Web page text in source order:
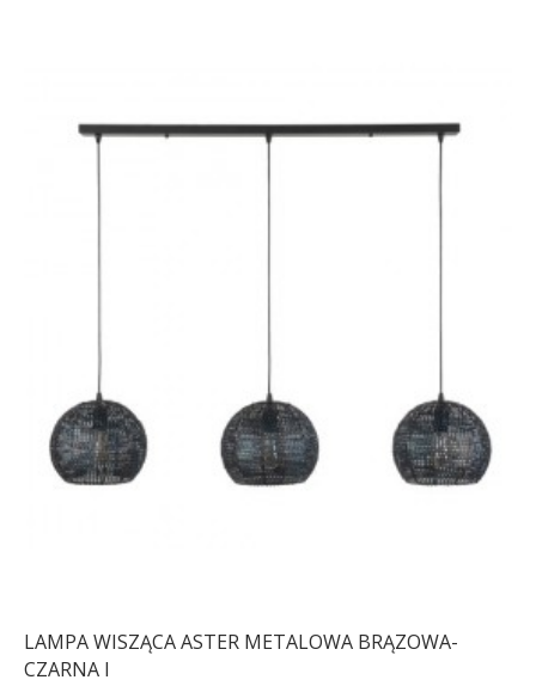
LAMPA WISZĄCA ASTER METALOWA BRĄZOWA-
CZARNA I